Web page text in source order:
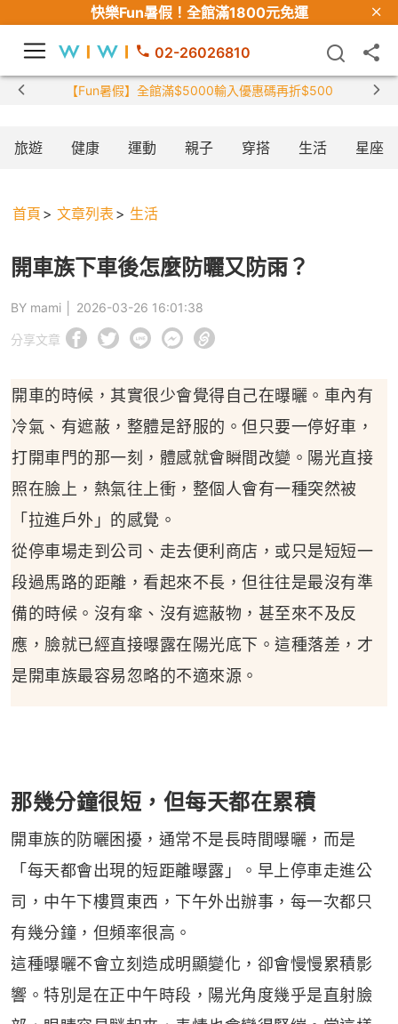
快樂Fun暑假！ 全館滿1800元免運
02-26026810
【限時組合】買2件涼感衣享兒
旅遊 健康 運動 親子 穿搭 生活 星座
首頁 文章列表 生活
開車族下車後怎麼防曬又防雨？
BY mami │ 2026-03-26 16:01:38
分享文章
開車的時候，其實很少會覺得自己在曝曬。車內有
冷氣、有遮蔽，整體是舒服的。但只要一停好車，
打開車門的那一刻，體感就會瞬間改變。陽光直接
照在臉上，熱氣往上衝，整個人會有一種突然被
「拉進戶外」的感覺。
從停車場走到公司、走去便利商店，或只是短短一
段過馬路的距離，看起來不長，但往往是最沒有準
備的時候。沒有傘、沒有遮蔽物，甚至來不及反
應，臉就已經直接曝露在陽光底下。這種落差，才
是開車族最容易忽略的不適來源。
那幾分鐘很短，但每天都在累積
開車族的防曬困擾，通常不是長時間曝曬，而是
「每天都會出現的短距離曝露」。早上停車走進公
司，中午下樓買東西，下午外出辦事，每一次都只
有幾分鐘，但頻率很高。
這種曝曬不會立刻造成明顯變化，卻會慢慢累積影
響。特別是在正中午時段，陽光角度幾乎是直射臉